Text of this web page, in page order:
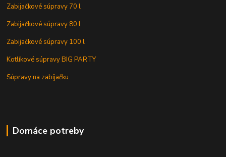
Zabijačkové súpravy 70 l
Zabijačkové súpravy 80 l
Zabijačkové súpravy 100 l
Kotlíkové súpravy BIG PARTY
Súpravy na zabíjačku
Domáce potreby